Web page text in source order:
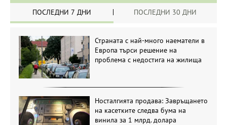
ПОСЛЕДНИ 7 ДНИ ПОСЛЕДНИ 30 ДНИ
Страната с най-много наематели в
Европа търси решение на
проблема с недостига на жилища
Носталгията продава: Завръщането
на касетките следва бума на
винила за 1 млрд. долара